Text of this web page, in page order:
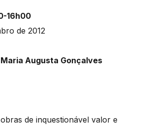
16h00
de 2012
Maria Augusta Gonçalves
de inquestionável valor e